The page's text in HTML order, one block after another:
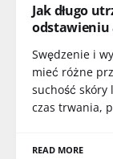
Jak długo
odstawieniu
Swędzenie i
mieć różne
suchość skóry
czas trwania,
READ MORE